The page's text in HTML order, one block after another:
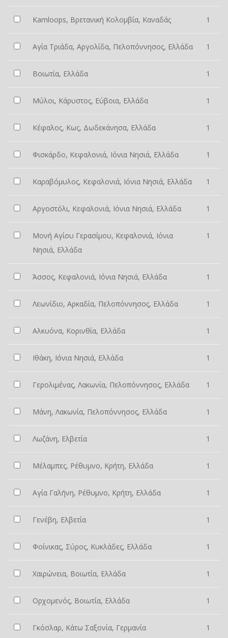
Kamloops, Βρετανική Κολομβία, Καναδάς 1
Αγία Τριάδα, Αργολίδα, Πελοπόννησος, Ελλάδα 1
Βοιωτία, Ελλάδα 1
Μύλοι, Κάρυστος, Εύβοια, Ελλάδα 1
Κέφαλος, Κως, Δωδεκάνησα, Ελλάδα 1
Φισκάρδο, Κεφαλονιά, Ιόνια Νησιά, Ελλάδα 1
Καραβόμυλος, Κεφαλονιά, Ιόνια Νησιά, Ελλάδα 1
Αργοστόλι, Κεφαλονιά, Ιόνια Νησιά, Ελλάδα 1
Μονή Αγίου Γερασίμου, Κεφαλονιά, Ιόνια
Νησιά, Ελλάδα
1
Άσσος, Κεφαλονιά, Ιόνια Νησιά, Ελλάδα 1
Λεωνίδιο, Αρκαδία, Πελοπόννησος, Ελλάδα 1
Αλκυόνα, Κορινθία, Ελλάδα 1
Ιθάκη, Ιόνια Νησιά, Ελλάδα 1
Γερολιμένας, Λακωνία, Πελοπόννησος, Ελλάδα 1
Μάνη, Λακωνία, Πελοπόννησος, Ελλάδα 1
Λωζάνη, Ελβετία 1
Μέλαμπες, Ρέθυμνο, Κρήτη, Ελλάδα 1
Αγία Γαλήνη, Ρέθυμνο, Κρήτη, Ελλάδα 1
Γενέβη, Ελβετία 1
Φοίνικας, Σύρος, Κυκλάδες, Ελλάδα 1
Χαιρώνεια, Βοιωτία, Ελλάδα 1
Ορχομενός, Βοιωτία, Ελλάδα 1
Γκόσλαρ, Κάτω Σαξονία, Γερμανία 1